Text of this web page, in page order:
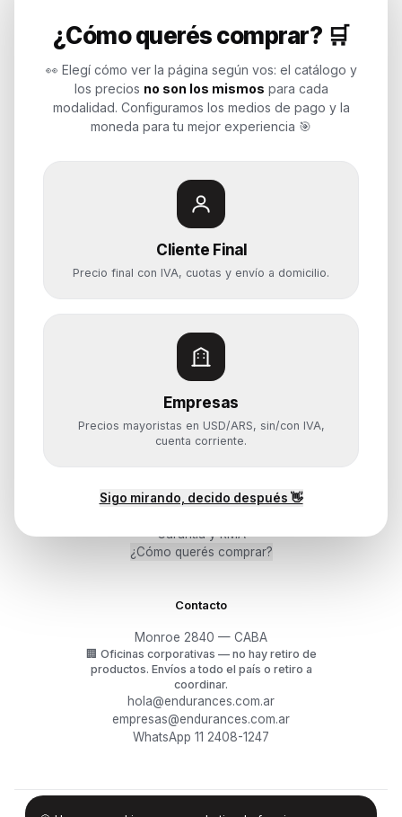
¿Cómo querés comprar? 🛒
👀 Elegí cómo ver la página según vos: el catálogo y
los precios no son los mismos para cada
modalidad. Configuramos los medios de pago y la
moneda para tu mejor experiencia 🎯
Cliente Final
Precio final con IVA, cuotas y envío a domicilio.
Empresas
Precios mayoristas en USD/ARS, sin/con IVA,
cuenta corriente.
Sigo mirando, decido después 👋
Soluciones de tecnología para
empresas, revendedores y personas.
Potenciamos tu mundo.
Time to work
Categorías
Notebooks
Servidores y NAS
Componentes
Monitores y Pantallas
Ayuda
Mis pedidos
Garantía y RMA
¿Cómo querés comprar?
Contacto
Monroe 2840 — CABA
🏢 Oficinas corporativas — no hay retiro de
productos. Envíos a todo el país o retiro a
coordinar.
hola@endurances.com.ar
empresas@endurances.com.ar
WhatsApp 11 2408-1247